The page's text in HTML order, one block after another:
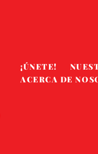
¡ÚNETE!
ACERCA DE